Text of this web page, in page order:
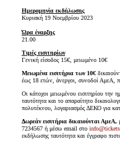
Ημερομηνία εκδήλωσης
Κυριακή 19 Νοεμβρίου 2023
Ώρα έναρξης
21.00
Τιμές εισιτηρίων
Γενική είσοδος 15€, μειωμένο 10€
Μειωμένα εισιτήρια των 10€
έως 18 ετών, άνεργοι, συνοδοί ΑμεΑ,
Οι κάτοχοι μειωμένου εισιτηρίου την
ταυτότητα και το απαραίτητο
πολυτέκνου, λογαριασμός ΔΕΚΟ για
Δωρεάν εισιτήρια δικαιούνται ΑμεΑ,
7234567 ή μέσω email στο
εκδήλωσης ταυτότητα και έγγραφο